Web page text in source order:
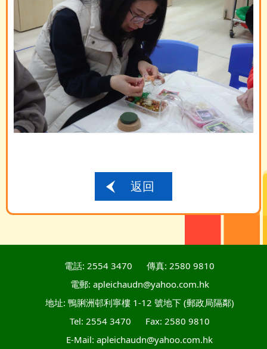
返回
電話: 2554 3470
傳真: 2580 9810
電郵: apleichaudn@yahoo.com.hk
地址: 鴨脷洲邨利寧樓 1-12 號地下 (郵政局隔鄰)
Tel: 2554 3470
Fax: 2580 9810
E-Mail: apleichaudn@yahoo.com.hk